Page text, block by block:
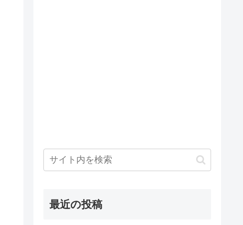
最近の投稿